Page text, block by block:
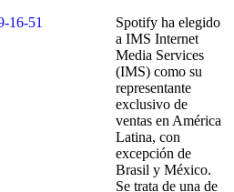
Spotify ha elegido
a IMS Internet
Media Services
(IMS) como su
representante
exclusivo de
ventas en América
Latina, con
excepción de
Brasil y México.
Se trata de una de